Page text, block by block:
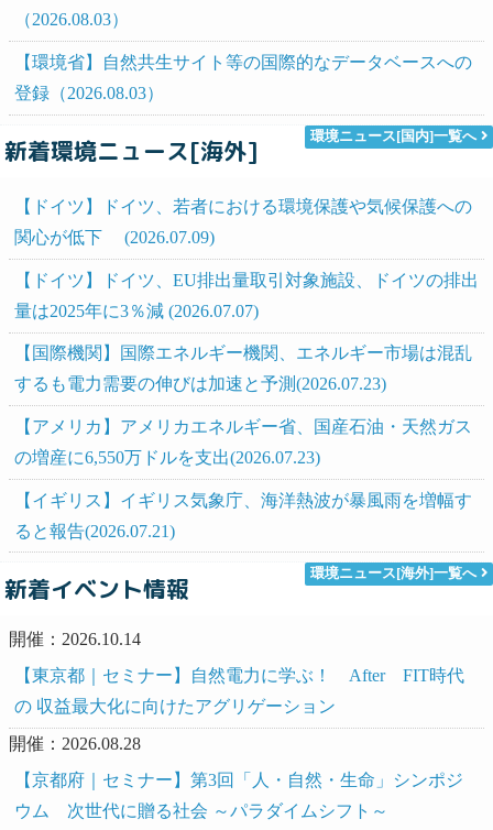
（2026.08.03）
【環境省】自然共生サイト等の国際的なデータベースへの
登録（2026.08.03）
環境ニュース[国内]一覧へ
新着環境ニュース[海外]
【ドイツ】ドイツ、若者における環境保護や気候保護への
関心が低下 (2026.07.09)
【ドイツ】ドイツ、EU排出量取引対象施設、ドイツの排出
量は2025年に3％減 (2026.07.07)
【国際機関】国際エネルギー機関、エネルギー市場は混乱
するも電力需要の伸びは加速と予測(2026.07.23)
【アメリカ】アメリカエネルギー省、国産石油・天然ガス
の増産に6,550万ドルを支出(2026.07.23)
【イギリス】イギリス気象庁、海洋熱波が暴風雨を増幅す
ると報告(2026.07.21)
環境ニュース[海外]一覧へ
新着イベント情報
開催：2026.10.14
【東京都｜セミナー】自然電力に学ぶ！ After FIT時代
の 収益最大化に向けたアグリゲーション
開催：2026.08.28
【京都府｜セミナー】第3回「人・自然・生命」シンポジ
ウム 次世代に贈る社会 ～パラダイムシフト～